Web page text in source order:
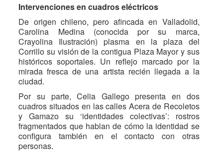
Intervenciones en cuadros eléctricos
De origen chileno, pero afincada en Valladolid,
Carolina Medina (conocida por su marca,
Crayolina Ilustración) plasma en la plaza del
Corrillo su visión de la contigua Plaza Mayor y sus
históricos soportales. Un reflejo marcado por la
mirada fresca de una artista recién llegada a la
ciudad.
Por su parte, Celia Gallego presenta en dos
cuadros situados en las calles Acera de Recoletos
y Gamazo su ‘identidades colectivas’: rostros
fragmentados que hablan de cómo la identidad se
configura también en el contacto con otras
personas.